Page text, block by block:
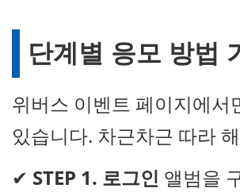
단계별 응모 방법
위버스 이벤트 페이지에서
있습니다. 차근차근 따라
✔ STEP 1. 로그인 앨범을